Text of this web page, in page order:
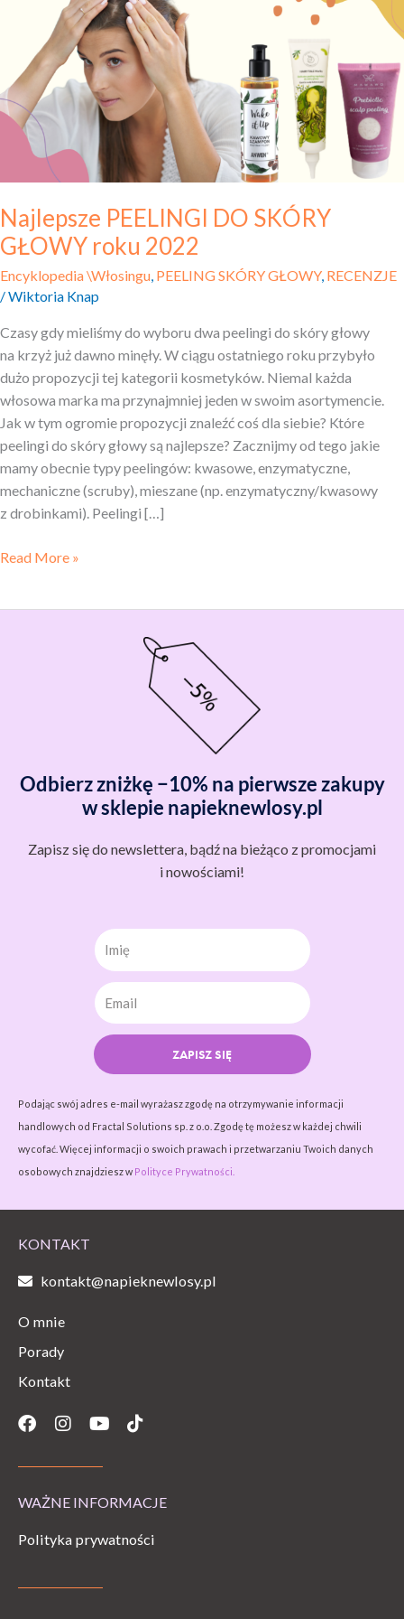
Najlepsze PEELINGI DO SKÓRY
GŁOWY roku 2022
Encyklopedia \Włosingu, PEELING SKÓRY GŁOWY, RECENZJE
/Wiktoria Knap
Czasy gdy mieliśmy do wyboru dwa peelingi do skóry głowy
na krzyż już dawno minęły. W ciągu ostatniego roku przybyło
dużo propozycji tej kategorii kosmetyków. Niemal każda
włosowa marka ma przynajmniej jeden w swoim asortymencie.
Jak w tym ogromie propozycji znaleźć coś dla siebie? Które
peelingi do skóry głowy są najlepsze? Zacznijmy od tego jakie
mamy obecnie typy peelingów: kwasowe, enzymatyczne,
mechaniczne (scruby), mieszane (np. enzymatyczny/kwasowy
z drobinkami). Peelingi […]
DO SKÓRY
GŁOWY
2022
Read More »
Odbierz zniżkę −10% na pierwsze zakupy
w sklepie napieknewlosy.pl
Zapisz się do newslettera, bądź na bieżąco z promocjami
i nowościami!
Imię
ZAPISZ SIĘ
Podając swój adres e-mail wyrażasz zgodę na otrzymywanie informacji
handlowych od Fractal Solutions sp. z o.o. Zgodę tę możesz w każdej chwili
wycofać. Więcej informacji o swoich prawach i przetwarzaniu Twoich danych
osobowych znajdziesz w Polityce Prywatności.
KONTAKT
kontakt@napieknewlosy.pl
O mnie
Porady
Kontakt
Facebook
Instagram
YoutubeTiktok
WAŻNE INFORMACJE
Polityka prywatności